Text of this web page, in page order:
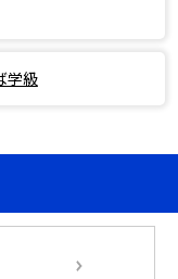
学級